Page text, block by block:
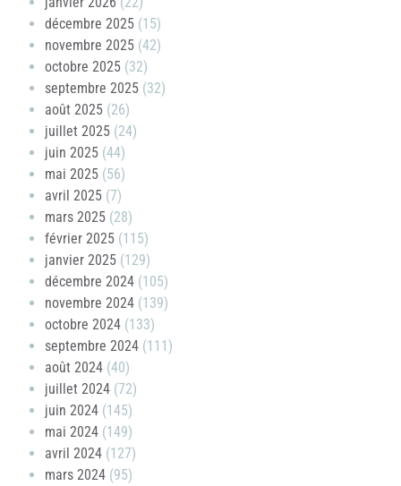
décembre 2025 (15)
novembre 2025 (42)
octobre 2025 (32)
septembre 2025 (32)
août 2025 (26)
juillet 2025 (24)
juin 2025 (44)
mai 2025 (56)
avril 2025 (7)
mars 2025 (28)
février 2025 (115)
janvier 2025 (129)
décembre 2024 (105)
novembre 2024 (139)
octobre 2024 (133)
septembre 2024 (111)
août 2024 (40)
juillet 2024 (72)
juin 2024 (145)
mai 2024 (149)
avril 2024 (127)
mars 2024 (95)